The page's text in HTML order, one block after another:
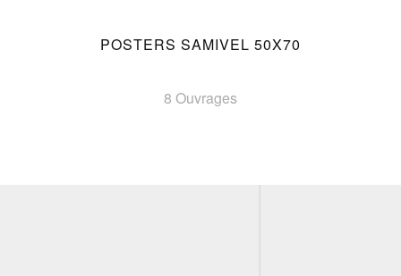
POSTERS SAMIVEL 50X70
8 Ouvrages